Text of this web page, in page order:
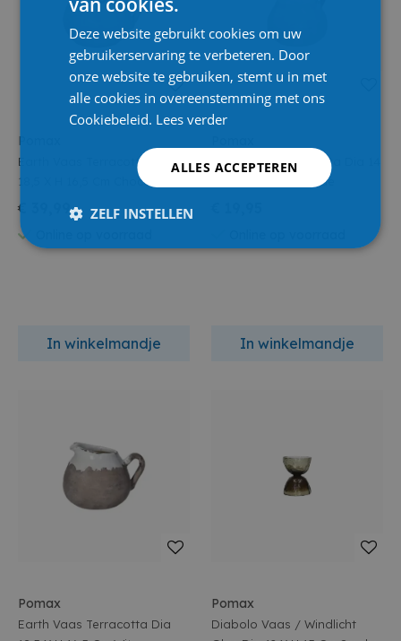
Pomax
Earth Vaas Terracotta Dia
18,5 X H 16,5 Cm Chocolade
€ 39,99
In winkelmandje
Earth Vaas Terracotta Dia 14
X H 14 Cm Chocolade
In winkelmandje
Pomax
Earth Vaas Terracotta Dia
Pomax
Diabolo Vaas / Windlicht
Deze website gebruikt cookies om uw
gebruikerservaring te verbeteren. Door
onze website te gebruiken, stemt u in met
alle cookies in overeenstemming met ons
Cookiebeleid. Lees verder
ALLES ACCEPTEREN
ZELF INSTELLEN